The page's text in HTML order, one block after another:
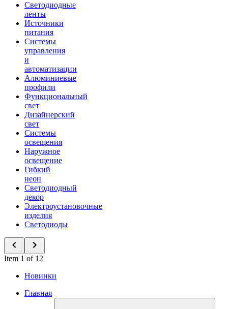
Светодиодные
ленты
Источники
питания
Системы
управления
и
автоматизации
Алюминиевые
профили
Функциональный
свет
Дизайнерский
свет
Системы
освещения
Наружное
освещение
Гибкий
неон
Светодиодный
декор
Электроустановочные
изделия
Светодиоды
Item 1 of 12
Новинки
Главная